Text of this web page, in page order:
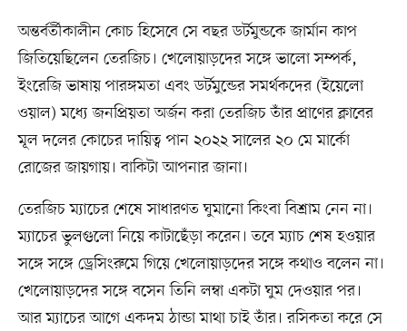
অন্তর্বর্তীকালীন কোচ হিসেবে সে বছর ডর্টমুন্ডকে জার্মান কাপ
জিতিয়েছিলেন তেরজিচ। খেলোয়াড়দের সঙ্গে ভালো সম্পর্ক,
ইংরেজি ভাষায় পারঙ্গমতা এবং ডর্টমুন্ডের সমর্থকদের (ইয়েলো
ওয়াল) মধ্যে জনপ্রিয়তা অর্জন করা তেরজিচ তাঁর প্রাণের ক্লাবের
মূল দলের কোচের দায়িত্ব পান ২০২২ সালের ২০ মে মার্কো
রোজের জায়গায়। বাকিটা আপনার জানা।
তেরজিচ ম্যাচের শেষে সাধারণত ঘুমানো কিংবা বিশ্রাম নেন না।
ম্যাচের ভুলগুলো নিয়ে কাটাছেঁড়া করেন। তবে ম্যাচ শেষ হওয়ার
সঙ্গে সঙ্গে ড্রেসিংরুমে গিয়ে খেলোয়াড়দের সঙ্গে কথাও বলেন না।
খেলোয়াড়দের সঙ্গে বসেন তিনি লম্বা একটা ঘুম দেওয়ার পর।
আর ম্যাচের আগে একদম ঠান্ডা মাথা চাই তাঁর। রসিকতা করে সে